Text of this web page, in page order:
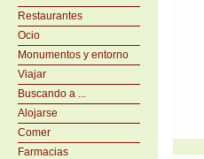
Restaurantes
Ocio
Monumentos y entorno
Viajar
Buscando a ...
Alojarse
Comer
Farmacias